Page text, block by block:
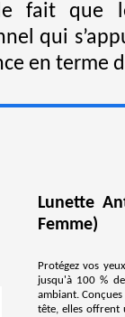
le fait
qui
en terme
Lunette
Femme)
Protégez vos
jusqu'à 100 %
ambiant.
tête, elles offrent